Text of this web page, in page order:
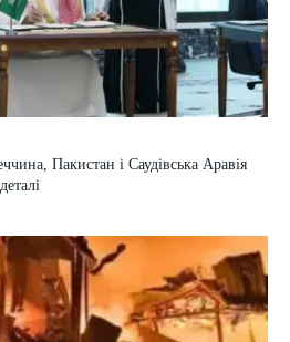
Пакистан і Саудівська Аравія